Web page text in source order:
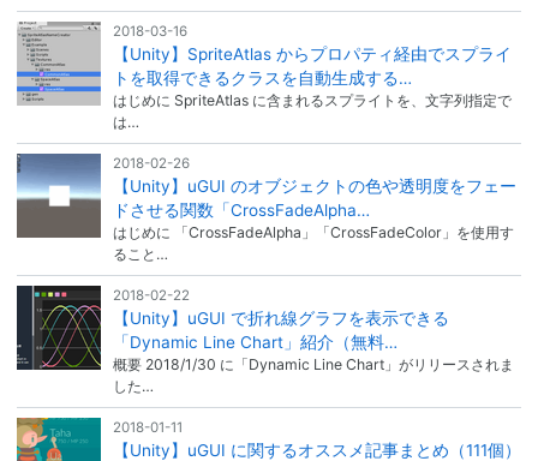
2018-03-16
【Unity】SpriteAtlas からプロパティ経由でスプライ
トを取得できるクラスを自動生成する…
はじめに SpriteAtlas に含まれるスプライトを、文字列指定で
は…
2018-02-26
【Unity】uGUI のオブジェクトの色や透明度をフェー
ドさせる関数「CrossFadeAlpha…
はじめに 「CrossFadeAlpha」「CrossFadeColor」を使用す
ること…
2018-02-22
【Unity】uGUI で折れ線グラフを表示できる
「Dynamic Line Chart」紹介（無料…
概要 2018/1/30 に「Dynamic Line Chart」がリリースされま
した…
2018-01-11
【Unity】uGUI に関するオススメ記事まとめ（111個）